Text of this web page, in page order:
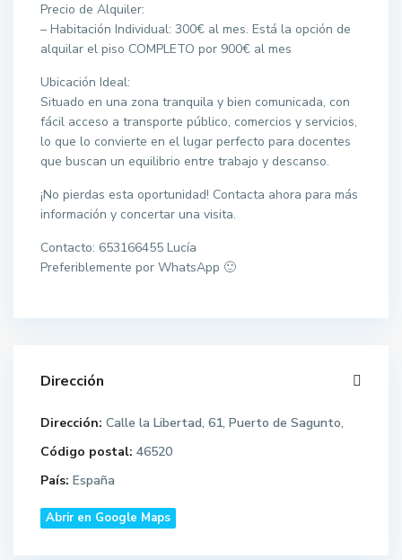
Precio de Alquiler:
– Habitación Individual: 300€ al mes. Está la opción de
alquilar el piso COMPLETO por 900€ al mes
Ubicación Ideal:
Situado en una zona tranquila y bien comunicada, con
fácil acceso a transporte público, comercios y servicios,
lo que lo convierte en el lugar perfecto para docentes
que buscan un equilibrio entre trabajo y descanso.
¡No pierdas esta oportunidad! Contacta ahora para más
información y concertar una visita.
Contacto: 653166455 Lucía
Preferiblemente por WhatsApp 🙂
Dirección
Dirección: Calle la Libertad, 61, Puerto de Sagunto,
Código postal: 46520
País: España
Abrir en Google Maps